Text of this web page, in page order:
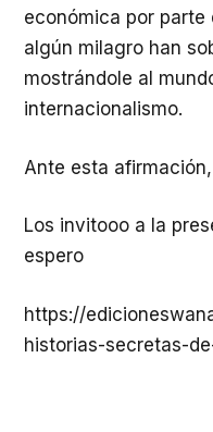
económica por parte
algún milagro han
mostrándole al
internacionalismo.
Ante esta
Los invitooo a la
espero
https://
historias-secretas-